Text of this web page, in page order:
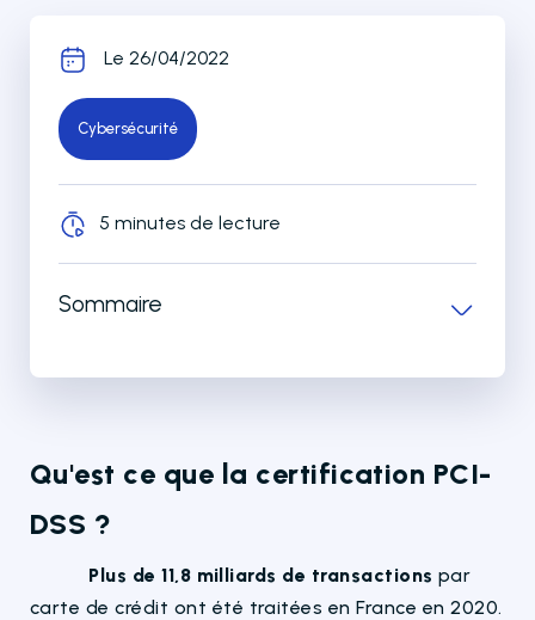
Le 26/04/2022
Cybersécurité
5 minutes de lecture
Sommaire
Qu'est ce que la certification PCI-
DSS ?
Plus de 11,8 milliards de transactions par
carte de crédit ont été traitées en France en 2020.